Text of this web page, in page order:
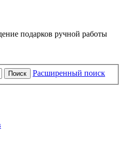
подарков ручной работы
Поиск Расширенный поиск